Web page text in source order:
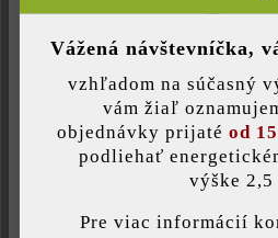
Pridať do zoznamu želaní
Tlač stránky
Číslo produktu:23042
Uložiť individuálne nastavenie
Táto webová stránka používa
Vážená návštevníčka,
vzhľadom na súčasný
vám žiaľ
objednávky prijaté od
podliehať
výške 2,5
Pre viac informácií